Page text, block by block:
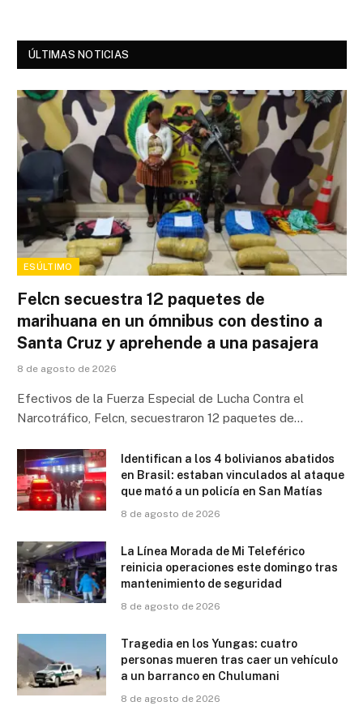
ÚLTIMAS NOTICIAS
ESÚLTIMO
Felcn secuestra 12 paquetes de
marihuana en un ómnibus con destino a
Santa Cruz y aprehende a una pasajera
8 de agosto de 2026
Efectivos de la Fuerza Especial de Lucha Contra el
Narcotráfico, Felcn, secuestraron 12 paquetes de…
Identifican a los 4 bolivianos abatidos
en Brasil: estaban vinculados al ataque
que mató a un policía en San Matías
8 de agosto de 2026
La Línea Morada de Mi Teleférico
reinicia operaciones este domingo tras
mantenimiento de seguridad
8 de agosto de 2026
Tragedia en los Yungas: cuatro
personas mueren tras caer un vehículo
a un barranco en Chulumani
8 de agosto de 2026